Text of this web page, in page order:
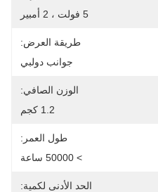
5 فولت ، 2 أمبير
طريقة العرض:
جوانب دولبي
الوزن الصافي:
1.2 كجم
طول العمر:
> 50000 ساعة
الحد الأدنى لكمية: